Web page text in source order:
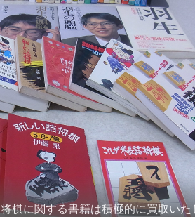
将棋に関する書籍は積極的に買取いた